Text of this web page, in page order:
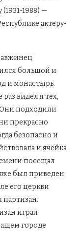
1988) —
актеру-
большой и
и монастырь.
видел я тех,
Они подходили
прекрасно
безопасно и
и ячейка
посещал
был приведен
его церкви
партизан.
играл
городе